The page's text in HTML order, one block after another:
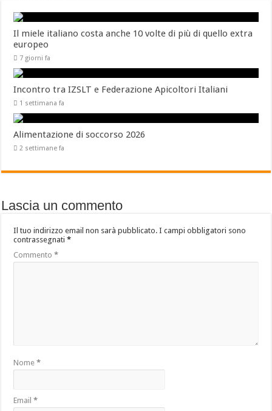
Il miele italiano costa anche 10 volte di più di quello extra
europeo
7 giorni fa
Incontro tra IZSLT e Federazione Apicoltori Italiani
1 settimana fa
Alimentazione di soccorso 2026
2 settimane fa
Lascia un commento
Il tuo indirizzo email non sarà pubblicato. I campi obbligatori sono
contrassegnati*
Commento*
Nome*
Email*